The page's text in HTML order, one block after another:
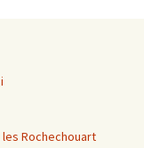
Rochechouart